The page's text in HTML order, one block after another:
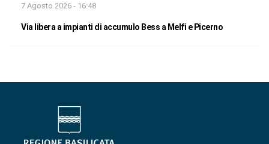
7 Agosto 2026 - 16:48
Via libera a impianti di accumulo Bess a Melfi e Picerno